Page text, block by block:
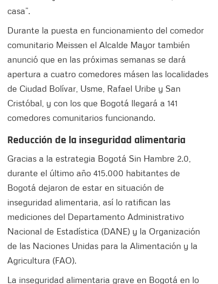
casa”.
Durante la puesta en funcionamiento del comedor
comunitario Meissen el Alcalde Mayor también
anunció que en las próximas semanas se dará
apertura a cuatro comedores másen las localidades
de Ciudad Bolívar, Usme, Rafael Uribe y San
Cristóbal, y con los que Bogotá llegará a 141
comedores comunitarios funcionando.
Reducción de la inseguridad alimentaria
Gracias a la estrategia Bogotá Sin Hambre 2.0,
durante el último año 415.000 habitantes de
Bogotá dejaron de estar en situación de
inseguridad alimentaria, así lo ratifican las
mediciones del Departamento Administrativo
Nacional de Estadística (DANE) y la Organización
de las Naciones Unidas para la Alimentación y la
Agricultura (FAO).
La inseguridad alimentaria grave en Bogotá en lo